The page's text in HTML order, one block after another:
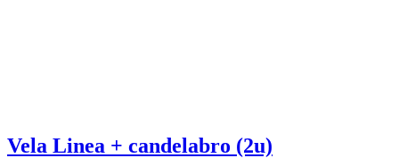
Vela Linea + candelabro (2u)